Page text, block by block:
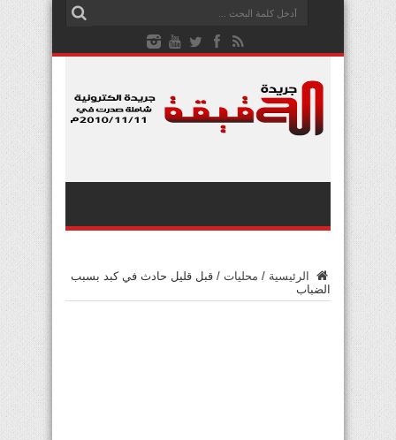
الرئيسية / محليات / قبل قليل حادث في كبد بسبب
الضباب